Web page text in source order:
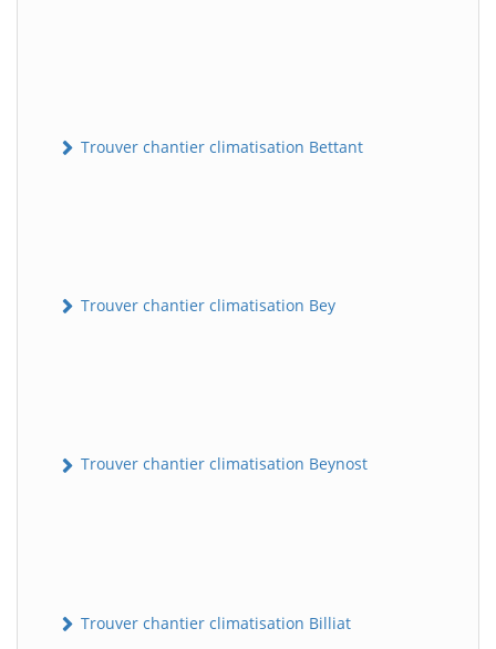
Trouver chantier climatisation Bettant
Trouver chantier climatisation Bey
Trouver chantier climatisation Beynost
Trouver chantier climatisation Billiat